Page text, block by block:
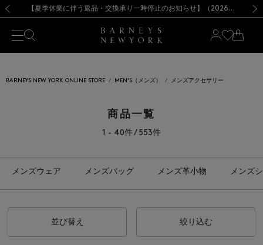
新規登録のお客様も対象！＜MY BARNEYS＞会員のお客様は11,000円（税込）以上のお買上げで常時送料無料！お買い物の際は会員登録を！
【夏季休業に伴う出荷一時停止のお知らせ】(2026.8.7) 【オンラインストア カスタマーセンター夏季休業に関するお知らせ】（2026.8.7）【夏季休業に伴う返品・交換承り一時停止のお知らせ】（2026.8.5）
熊本県を中心とした地震の影響によるお荷物のお届けについて
【開催中】SUMMER SALEのご案内・ご注意事項 新規登録のお客様も対象！＜MY BARNEYS＞会員のお客様は11,000円（税込）以上のお買上げで常時送料無料！お買い物の際は会員登録を！
【夏季休業に伴う出荷一時停止のお知らせ】(2026.8.7)
BARNEYS NEW YORK ONLINE STORE MEN'S（メンズ） メンズアクセサリー
商品一覧
1 - 40件 / 553件
メンズウェア メンズバッグ メンズ革小物 メンズ
並び替え 絞り込む